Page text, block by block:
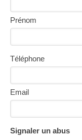
Prénom
Téléphone
Email
Signaler un abus